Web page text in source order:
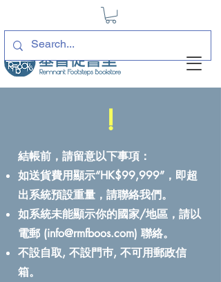
!
結帳前，請留意以下事項：
如送貨費用顯示“HK$99,999”，即超
出系統預設重量，請聯絡我們。
如系統未能顯示你的國家/地區，請以
電郵 (info@rmfboos.com) 聯絡。
不設自取, 不設門巿, 不可用郵政信
箱。